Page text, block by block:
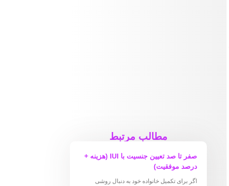
مطالب مرتبط
صفر تا صد تعیین جنسیت با IUI (هزینه +
درصد موفقیت)
اگر برای تکمیل خانواده خود به دنبال روشی